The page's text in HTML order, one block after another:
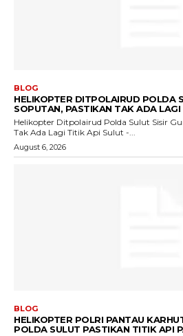
BLOG
HELIKOPTER DITPOLAIRUD POLDA
SOPUTAN, PASTIKAN TAK ADA
Helikopter Ditpolairud Polda Sulut Sisir
Tak Ada Lagi Titik Api Sulut -...
August 6, 2026
BLOG
HELIKOPTER POLRI PANTAU
POLDA SULUT PASTIKAN TITIK API